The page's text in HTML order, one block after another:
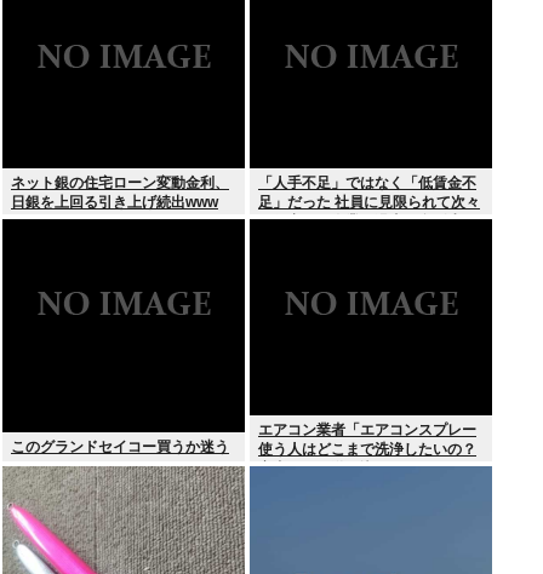
ネット銀の住宅ローン変動金利、
日銀を上回る引き上げ続出www
「人手不足」ではなく「低賃金不
足」だった 社員に見限られて次々
と倒産する企業が過去最多 給与ア
このグランドセイコー買うか迷う
エアコン業者「エアコンスプレー
使う人はどこまで洗浄したいの？
室内に風を送り込んでるファンは